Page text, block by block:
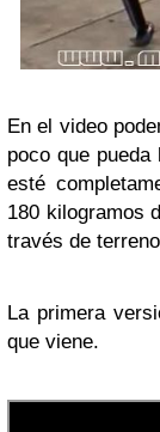
En el video
poco que pueda
esté
180 kilogramos
través de
La primera
que viene.